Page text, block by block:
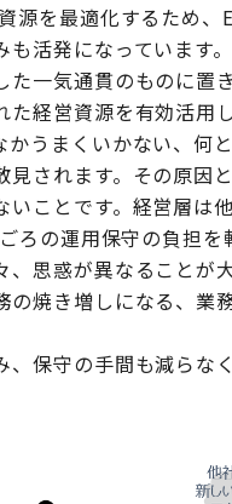
源を最適化するため、
活発になっています
一気通貫のものに置
経営資源を有効活用
うまくいかない、何
されます。その原因
ことです。経営層は
ろの運用保守の負担を
思惑が異なることが
焼き増しになる、業
保守の手間も減らなく